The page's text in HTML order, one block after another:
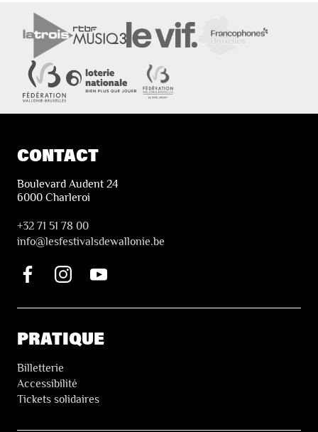
CONTACT
Boulevard Audent 24
6000 Charleroi
+32 71 51 78 00
info@lesfestivalsdewallonie.be
PRATIQUE
Billetterie
Accessibilité
Tickets solidaires